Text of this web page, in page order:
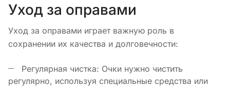
Уход за оправами
Уход за оправами играет важную роль в
сохранении их качества и долговечности:
Регулярная чистка: Очки нужно чистить
регулярно, используя специальные средства или